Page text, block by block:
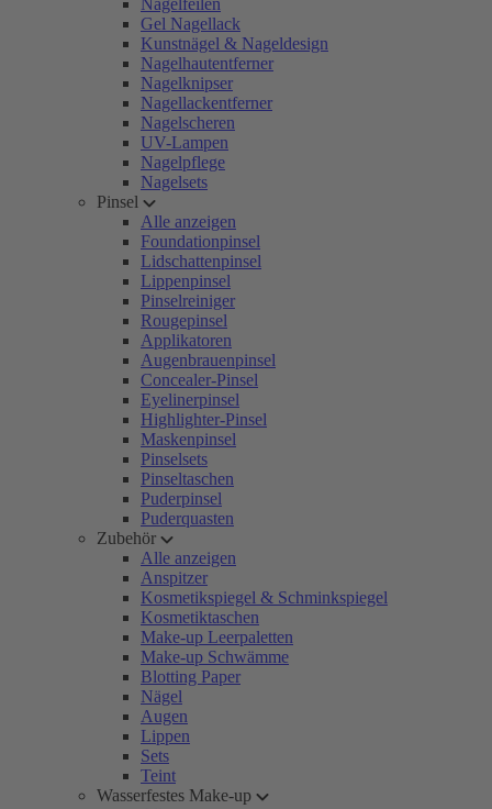
Nagelfeilen
Gel Nagellack
Kunstnägel & Nageldesign
Nagelhautentferner
Nagelknipser
Nagellackentferner
Nagelscheren
UV-Lampen
Nagelpflege
Nagelsets
Pinsel
Alle anzeigen
Foundationpinsel
Lidschattenpinsel
Lippenpinsel
Pinselreiniger
Rougepinsel
Applikatoren
Augenbrauenpinsel
Concealer-Pinsel
Eyelinerpinsel
Highlighter-Pinsel
Maskenpinsel
Pinselsets
Pinseltaschen
Puderpinsel
Puderquasten
Zubehör
Alle anzeigen
Anspitzer
Kosmetikspiegel & Schminkspiegel
Kosmetiktaschen
Make-up Leerpaletten
Make-up Schwämme
Blotting Paper
Nägel
Augen
Lippen
Sets
Teint
Wasserfestes Make-up